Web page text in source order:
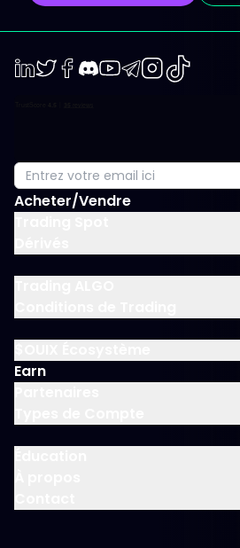
Acheter/Vendre
Earn
Telegram
Instagram